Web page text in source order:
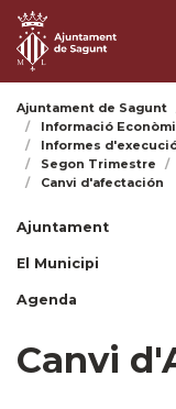
Ajuntament de Sagunt
Informació
Informes
Segon Trimestre
Canvi d'afectación
Ajuntament
El Municipi
Agenda
Canvi